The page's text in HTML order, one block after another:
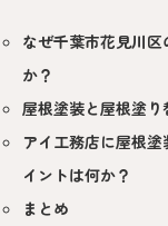
なぜ千葉市花見川
か？
屋根塗装と屋根塗
アイ工務店に屋根
イントは何か？
まとめ